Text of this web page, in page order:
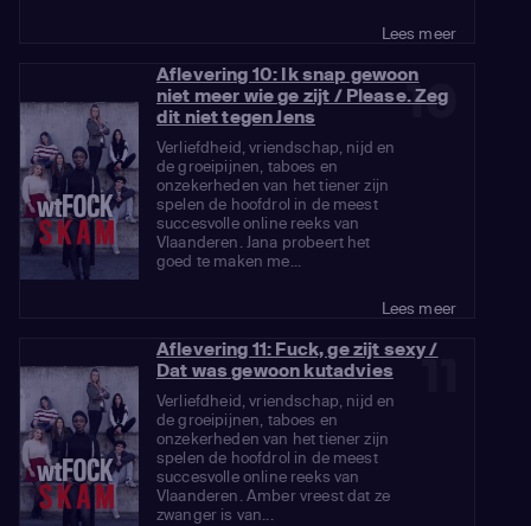
Lees meer
10
Aflevering 10: Ik snap gewoon
niet meer wie ge zijt / Please. Zeg
dit niet tegen Jens
Verliefdheid, vriendschap, nijd en
de groeipijnen, taboes en
onzekerheden van het tiener zijn
spelen de hoofdrol in de meest
succesvolle online reeks van
Vlaanderen. Jana probeert het
goed te maken me...
Lees meer
11
Aflevering 11: Fuck, ge zijt sexy /
Dat was gewoon kutadvies
Verliefdheid, vriendschap, nijd en
de groeipijnen, taboes en
onzekerheden van het tiener zijn
spelen de hoofdrol in de meest
succesvolle online reeks van
Vlaanderen. Amber vreest dat ze
zwanger is van...